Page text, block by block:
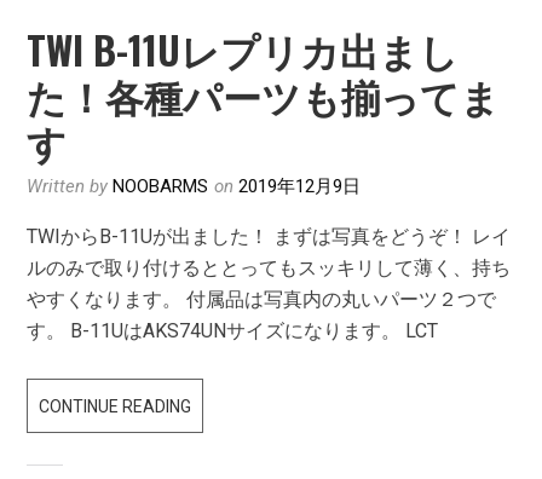
TWI B-11Uレプリカ出まし
た！各種パーツも揃ってま
す
Written byNOOBARMS on2019年12月9日
TWIからB-11Uが出ました！ まずは写真をどうぞ！ レイ
ルのみで取り付けるととってもスッキリして薄く、持ち
やすくなります。 付属品は写真内の丸いパーツ２つで
す。 B-11UはAKS74UNサイズになります。 LCT
CONTINUE READING
B-